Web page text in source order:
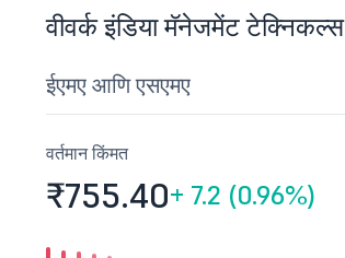
वीवर्क इंडिया मॅनेजमेंट टेक्निकल्स
ईएमए आणि एसएमए
वर्तमान किंमत
₹755.40+ 7.2 (0.96%)